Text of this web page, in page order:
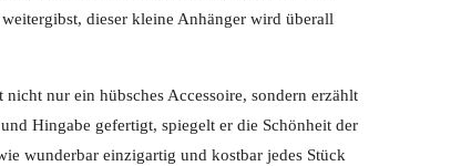
dieser kleine Anhänger wird überall
nur ein hübsches Accessoire, sondern erzählt
Hingabe gefertigt, spiegelt er die Schönheit der
wunderbar einzigartig und kostbar jedes Stück